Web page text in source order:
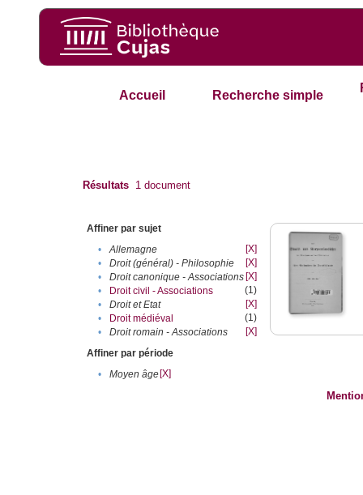
Accueil Recherche simple
Résultats 1 document
Affiner par sujet
•
Allemagne
[X]
•
Droit (général) - Philosophie
[X]
•
Droit canonique - Associations [X]
•
Droit civil - Associations
(1)
•
Droit et Etat
[X]
•
Droit médiéval
(1)
•
Droit romain - Associations
[X]
Affiner par période
•
Moyen âge[X]